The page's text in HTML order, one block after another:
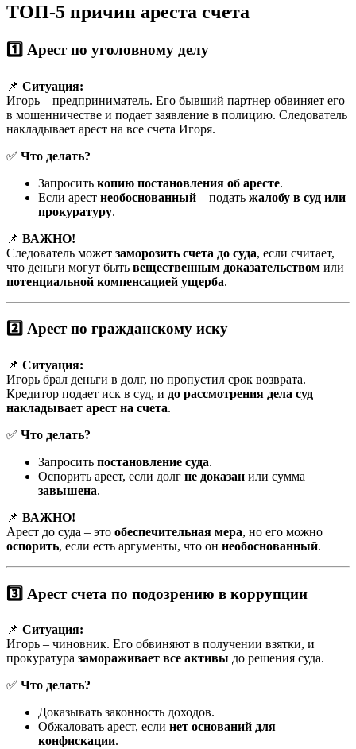
ТОП-5 причин ареста счета
1️⃣ Арест по уголовному делу
📌 Ситуация:
Игорь – предприниматель. Его бывший партнер обвиняет его
в мошенничестве и подает заявление в полицию. Следователь
накладывает арест на все счета Игоря.
✅ Что делать?
Запросить копию постановления об аресте.
Если арест необоснованный – подать жалобу в суд или
прокуратуру.
📌 ВАЖНО!
Следователь может заморозить счета до суда, если считает,
что деньги могут быть вещественным доказательством или
потенциальной компенсацией ущерба.
2️⃣ Арест по гражданскому иску
📌 Ситуация:
Игорь брал деньги в долг, но пропустил срок возврата.
Кредитор подает иск в суд, и до рассмотрения дела суд
накладывает арест на счета.
✅ Что делать?
Запросить постановление суда.
Оспорить арест, если долг не доказан или сумма
завышена.
📌 ВАЖНО!
Арест до суда – это обеспечительная мера, но его можно
оспорить, если есть аргументы, что он необоснованный.
3️⃣ Арест счета по подозрению в коррупции
📌 Ситуация:
Игорь – чиновник. Его обвиняют в получении взятки, и
прокуратура замораживает все активы до решения суда.
✅ Что делать?
Доказывать законность доходов.
Обжаловать арест, если нет оснований для
конфискации.